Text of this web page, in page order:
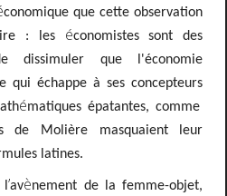
conomique que cette observation
: les économistes sont des
dissimuler que l'économie
qui échappe à ses concepteurs
ématiques épatantes, comme
de Molière masquaient leur
latines.
l’avènement de la femme-objet,